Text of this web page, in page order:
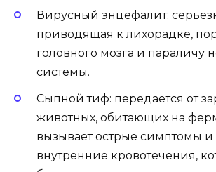
Вирусный энцефалит:
приводящая к лихорадке,
головного мозга и параличу
системы.
Сыпной тиф: передается от
животных, обитающих на
вызывает острые симптомы и
внутренние кровотечения,